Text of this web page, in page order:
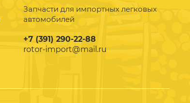
Запчасти для импортных легковых
автомобилей
+7 (391) 290-22-88
rotor-import@mail.ru